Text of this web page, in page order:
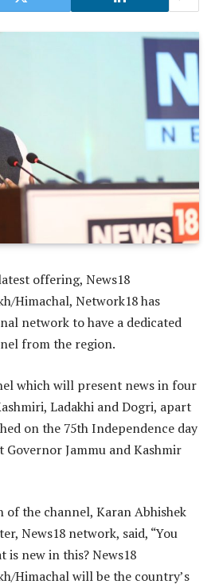
offering, News18
Himachal, Network18 has
network to have a dedicated
from the region.
which will present news in four
Ladakhi and Dogri, apart
on the 75th Independence day
Jammu and Kashmir
of the channel, Karan Abhishek
News18 network, said, “You
is new in this? News18
Himachal will be the country’s